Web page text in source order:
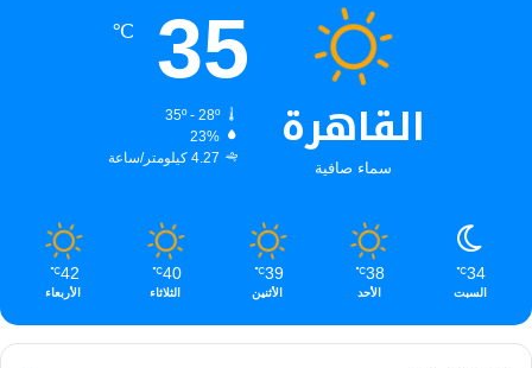
القاهرة
سماء صافية
35
℃
35º - 28º
23%
4.27 كيلومتر/ساعة
34
℃
السبت
38
℃
الأحد
39
℃
الأثنين
40
℃
الثلاثاء
42
℃
الأربعاء